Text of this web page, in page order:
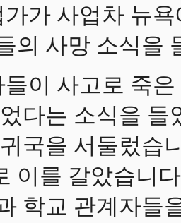
가 사업차 뉴
의 사망 소식을
이 사고로 죽
다는 소식을
국을 서둘렀습
이를 갈았습니
학교 관계자들